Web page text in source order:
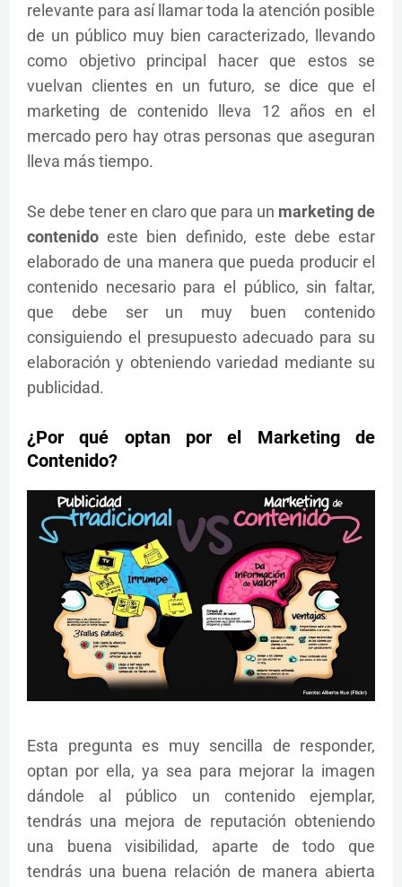
relevante para así llamar toda la atención posible
de un público muy bien caracterizado, llevando
como objetivo principal hacer que estos se
vuelvan clientes en un futuro, se dice que el
marketing de contenido lleva 12 años en el
mercado pero hay otras personas que aseguran
lleva más tiempo.
Se debe tener en claro que para un marketing de
contenido este bien definido, este debe estar
elaborado de una manera que pueda producir el
contenido necesario para el público, sin faltar,
que debe ser un muy buen contenido
consiguiendo el presupuesto adecuado para su
elaboración y obteniendo variedad mediante su
publicidad.
¿Por qué optan por el Marketing de
Contenido?
Esta pregunta es muy sencilla de responder,
optan por ella, ya sea para mejorar la imagen
dándole al público un contenido ejemplar,
tendrás una mejora de reputación obteniendo
una buena visibilidad, aparte de todo que
tendrás una buena relación de manera abierta